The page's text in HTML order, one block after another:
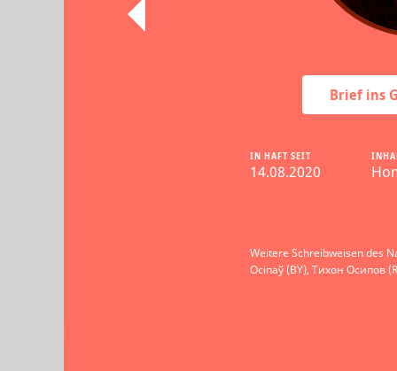
Brief ins
IN HAFT SEIT
14.08.2020
Weitere Schreibweisen des
Осіпаў (BY), Тихон Осипов